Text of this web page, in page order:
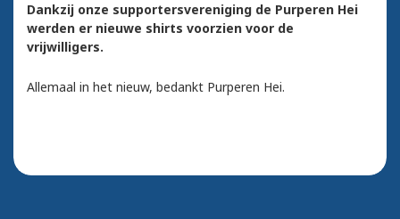
Dankzij onze supportersvereniging de Purperen Hei
werden er nieuwe shirts voorzien voor de
vrijwilligers.
Allemaal in het nieuw, bedankt Purperen Hei.